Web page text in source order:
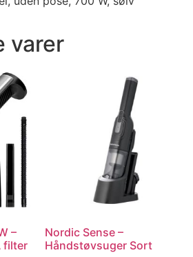
varer
–
filter
Nordic Sense –
Håndstøvsuger Sort